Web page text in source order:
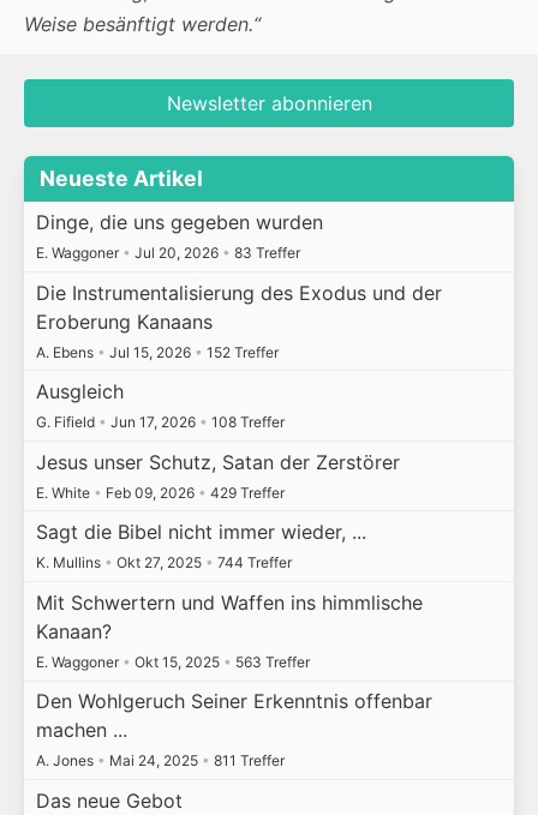
Weise besänftigt werden.“
Newsletter abonnieren
Neueste Artikel
Dinge, die uns gegeben wurden
E. Waggoner • Jul 20, 2026 • 83 Treffer
Die Instrumentalisierung des Exodus und der
Eroberung Kanaans
A. Ebens • Jul 15, 2026 • 152 Treffer
Ausgleich
G. Fifield • Jun 17, 2026 • 108 Treffer
Jesus unser Schutz, Satan der Zerstörer
E. White • Feb 09, 2026 • 429 Treffer
Sagt die Bibel nicht immer wieder, ...
K. Mullins • Okt 27, 2025 • 744 Treffer
Mit Schwertern und Waffen ins himmlische
Kanaan?
E. Waggoner • Okt 15, 2025 • 563 Treffer
Den Wohlgeruch Seiner Erkenntnis offenbar
machen ...
A. Jones • Mai 24, 2025 • 811 Treffer
Das neue Gebot